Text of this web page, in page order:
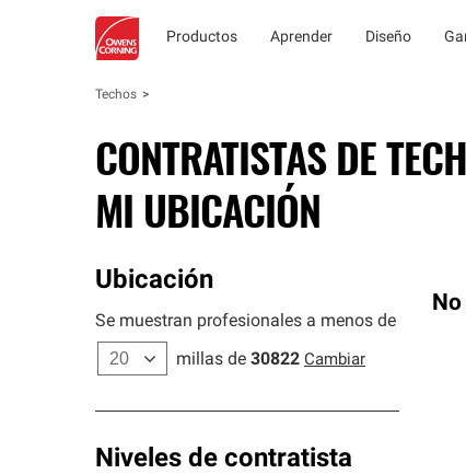
Productos Aprender Diseño
Techos
CONTRATISTAS DE
MI UBICACIÓN
Ubicación
Se muestran profesionales a menos de
millas de 30822 Cambiar
Niveles de contratista